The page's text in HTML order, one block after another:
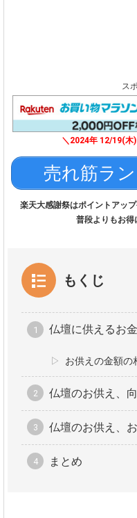
ス
＼2024年 12/19(木
売れ筋ラ
楽天大感謝祭はポイントアッ
普段よりもお得
もくじ
仏壇に供えるお
お供えの金額の
仏壇のお供え、
仏壇のお供え、
まとめ